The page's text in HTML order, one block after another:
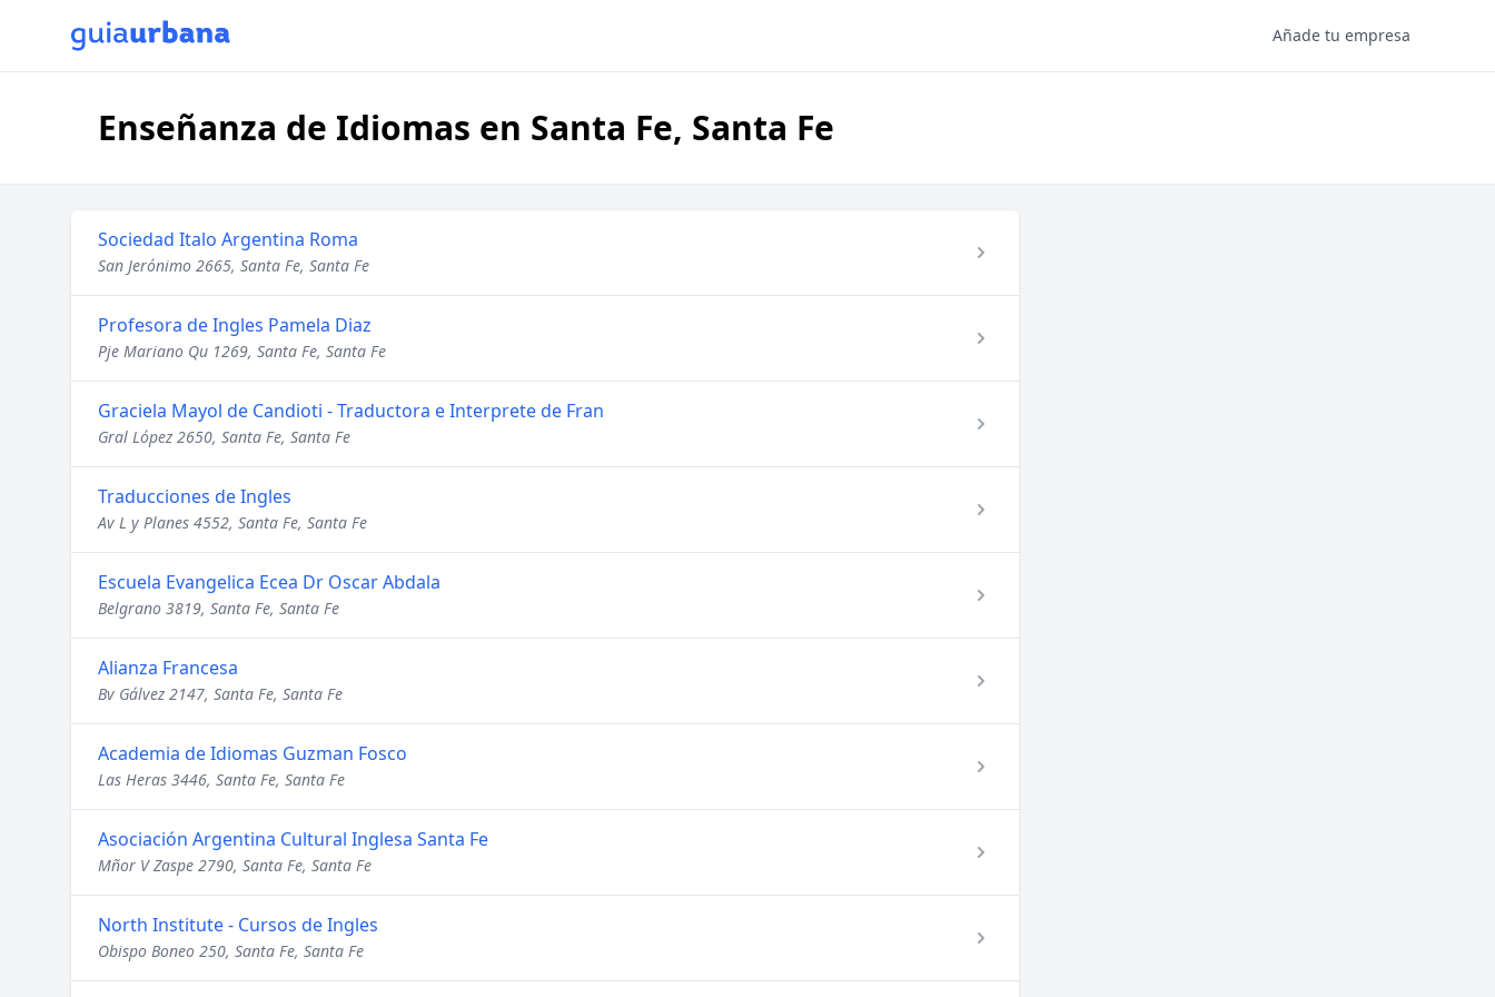
Añade tu empresa
Enseñanza de Idiomas en Santa Fe, Santa Fe
Sociedad Italo Argentina Roma
San Jerónimo 2665, Santa Fe, Santa Fe
Profesora de Ingles Pamela Diaz
Pje Mariano Qu 1269, Santa Fe, Santa Fe
Graciela Mayol de Candioti - Traductora e Interprete de Fran
Gral López 2650, Santa Fe, Santa Fe
Traducciones de Ingles
Av L y Planes 4552, Santa Fe, Santa Fe
Escuela Evangelica Ecea Dr Oscar Abdala
Belgrano 3819, Santa Fe, Santa Fe
Alianza Francesa
Bv Gálvez 2147, Santa Fe, Santa Fe
Academia de Idiomas Guzman Fosco
Las Heras 3446, Santa Fe, Santa Fe
Asociación Argentina Cultural Inglesa Santa Fe
Mñor V Zaspe 2790, Santa Fe, Santa Fe
North Institute - Cursos de Ingles
Obispo Boneo 250, Santa Fe, Santa Fe